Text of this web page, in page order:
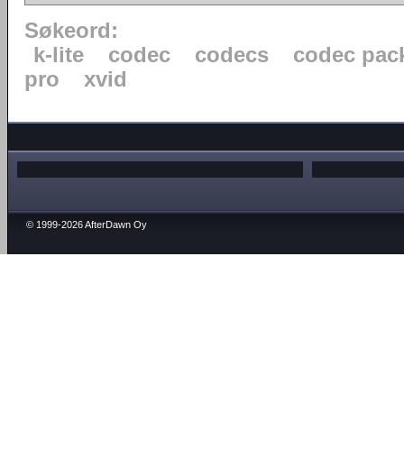
Søkeord:
k-lite
codec codecs
codec
pro
xvid
© 1999-2026 AfterDawn Oy